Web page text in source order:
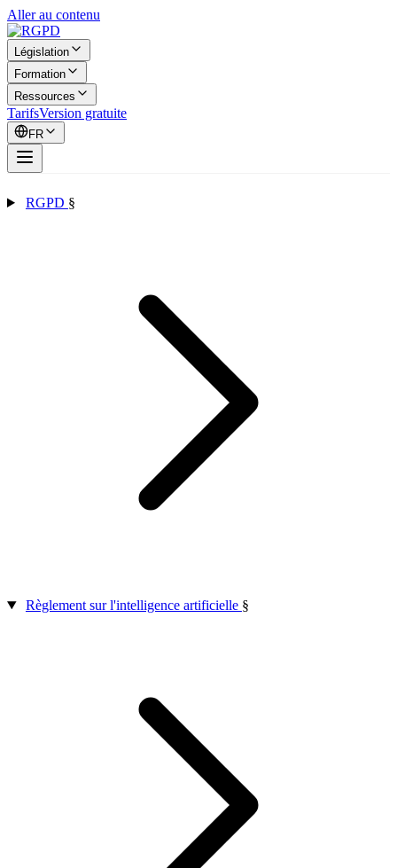
Aller au contenu
Législation
Formation
Ressources
TarifsVersion gratuite
FR
RGPD §
Règlement sur l'intelligence artificielle §